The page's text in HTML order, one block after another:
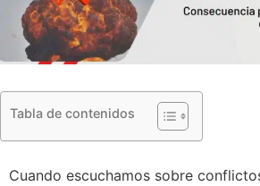
Tabla de contenidos
Cuando escuchamos sobre